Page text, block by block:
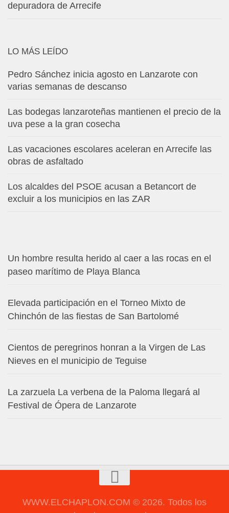
depuradora de Arrecife
LO MÁS LEÍDO
Pedro Sánchez inicia agosto en Lanzarote con
varias semanas de descanso
Las bodegas lanzaroteñas mantienen el precio de la
uva pese a la gran cosecha
Las vacaciones escolares aceleran en Arrecife las
obras de asfaltado
Los alcaldes del PSOE acusan a Betancort de
excluir a los municipios en las ZAR
Un hombre resulta herido al caer a las rocas en el
paseo marítimo de Playa Blanca
Elevada participación en el Torneo Mixto de
Chinchón de las fiestas de San Bartolomé
Cientos de peregrinos honran a la Virgen de Las
Nieves en el municipio de Teguise
La zarzuela La verbena de la Paloma llegará al
Festival de Ópera de Lanzarote
WWW.ELCHAPLON.COM © 2026. Todos los